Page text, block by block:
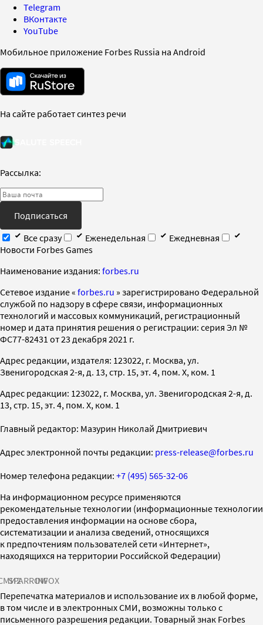
Telegram
ВКонтакте
YouTube
Мобильное приложение Forbes Russia на Android
На сайте работает синтез речи
Рассылка:
Подписаться
Все сразу
Еженедельная
Ежедневная
Новости Forbes Games
Наименование издания: forbes.ru
Cетевое издание « forbes.ru » зарегистрировано Федеральной
службой по надзору в сфере связи, информационных
технологий и массовых коммуникаций, регистрационный
номер и дата принятия решения о регистрации: серия Эл №
ФС77-82431 от 23 декабря 2021 г.
Адрес редакции, издателя: 123022, г. Москва, ул.
Звенигородская 2-я, д. 13, стр. 15, эт. 4, пом. X, ком. 1
Адрес редакции: 123022, г. Москва, ул. Звенигородская 2-я, д.
13, стр. 15, эт. 4, пом. X, ком. 1
Главный редактор: Мазурин Николай Дмитриевич
Адрес электронной почты редакции: press-release@forbes.ru
Номер телефона редакции: +7 (495) 565-32-06
На информационном ресурсе применяются
рекомендательные технологии (информационные технологии
предоставления информации на основе сбора,
систематизации и анализа сведений, относящихся
к предпочтениям пользователей сети «Интернет»,
находящихся на территории Российской Федерации)
SPARROWINFOX
Перепечатка материалов и использование их в любой форме,
в том числе и в электронных СМИ, возможны только с
письменного разрешения редакции. Товарный знак Forbes